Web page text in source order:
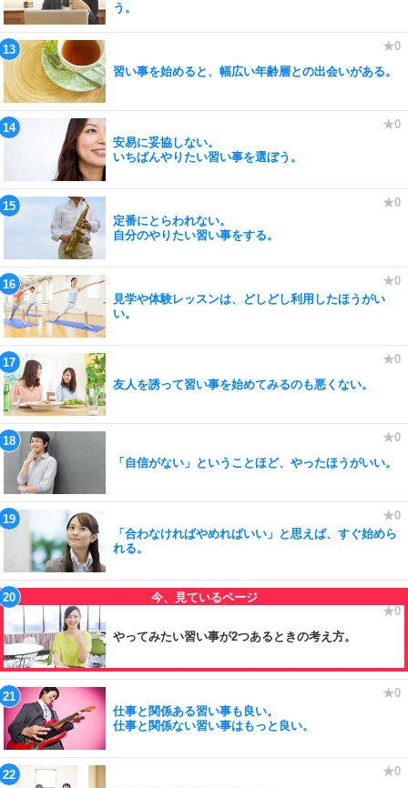
う。
習い事を始めると、幅広い年齢層との出会いがある。
安易に妥協しない。
いちばんやりたい習い事を選ぼう。
定番にとらわれない。
自分のやりたい習い事をする。
見学や体験レッスンは、どしどし利用したほうがい
い。
友人を誘って習い事を始めてみるのも悪くない。
「自信がない」ということほど、やったほうがいい。
「合わなければやめればいい」と思えば、すぐ始めら
れる。
やってみたい習い事が2つあるときの考え方。
仕事と関係ある習い事も良い。
仕事と関係ない習い事はもっと良い。